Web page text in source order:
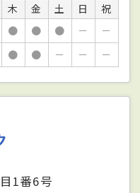
木 金 土 日
祝
● ● ● －
－
● ● － － －
1番6号